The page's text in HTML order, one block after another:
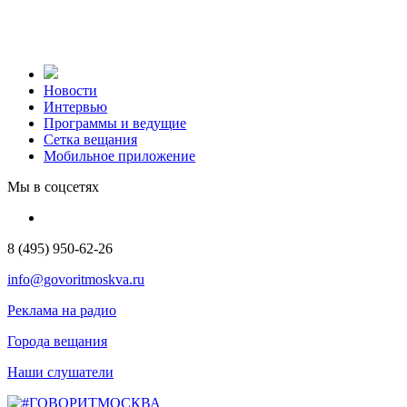
Новости
Интервью
Программы и ведущие
Сетка вещания
Мобильное приложение
Мы в соцсетях
8 (495) 950-62-26
info@govoritmoskva.ru
Реклама на радио
Города вещания
Наши слушатели